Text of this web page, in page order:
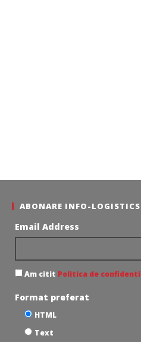
ABONARE INFO-LOGISTICS
Email Address
Am citit Politica de
Format preferat
HTML
Text